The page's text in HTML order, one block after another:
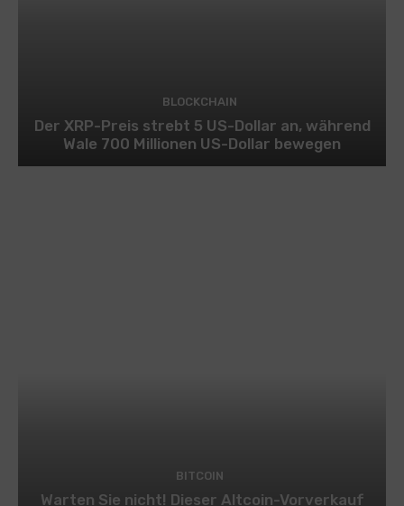
BLOCKCHAIN
Der XRP-Preis strebt 5 US-Dollar an, während
Wale 700 Millionen US-Dollar bewegen
BITCOIN
Warten Sie nicht! Dieser Altcoin-Vorverkauf